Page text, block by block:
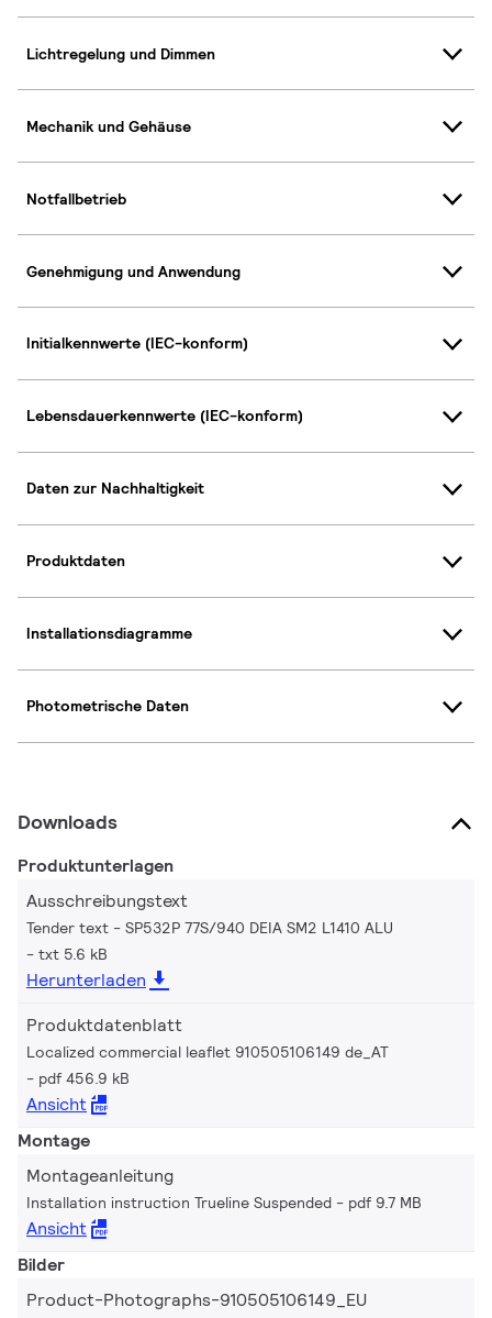
Lichtregelung und Dimmen
Mechanik und Gehäuse
Notfallbetrieb
Genehmigung und Anwendung
Initialkennwerte (IEC-konform)
Lebensdauerkennwerte (IEC-konform)
Daten zur Nachhaltigkeit
Produktdaten
Installationsdiagramme
Photometrische Daten
Downloads
Produktunterlagen
Ausschreibungstext
Tender text - SP532P 77S/940 DEIA SM2 L1410 ALU
txt 5.6 kB
Herunterladen
Produktdatenblatt
Localized commercial leaflet 910505106149 de_AT
pdf 456.9 kB
Ansicht
Montage
Montageanleitung
Installation instruction Trueline Suspended pdf 9.7 MB
Ansicht
Bilder
Product-Photographs-910505106149_EU